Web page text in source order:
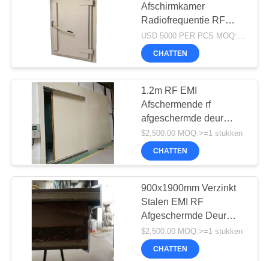
CONTACT
ONS
NIEUWS
SITEMAP
PRIVACYBELEID
EMI-doorvoerfilter
PIRAMIDEabsorptievat
31
Afschirmkamer
Radiofrequentie RF
Afschirmde deuren hoge
kwaliteit EMC-
anechoïsche kamer RF
CHATTEN
1.2m RF EMI
Afschermende rf
afgeschermde deur
Guardian MRI
Weerbestendige
draaideur rf
$2,500.00 MOQ:>=1 stukken
CHATTEN
900x1900mm Verzinkt
Stalen EMI RF
Afgeschermde Deur
Voor Faraday Kooi hoge
kwaliteit rf
afschermingsruimte
$2,500.00 MOQ:>=1 stukken
CHATTEN